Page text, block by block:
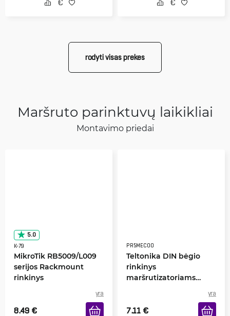
rodyti visas prekes
Maršruto parinktuvų laikikliai
Montavimo priedai
5.0
K-79
MikroTik RB5009/L009
serijos Rackmount
rinkinys
yra
8.49 €
PR5MEC00
Teltonika DIN bėgio
rinkinys
maršrutizatoriams
yra
7.11 €